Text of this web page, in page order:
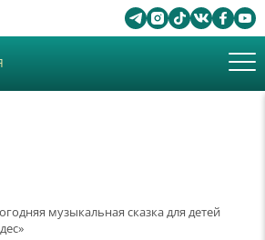
музыкальная сказка для детей